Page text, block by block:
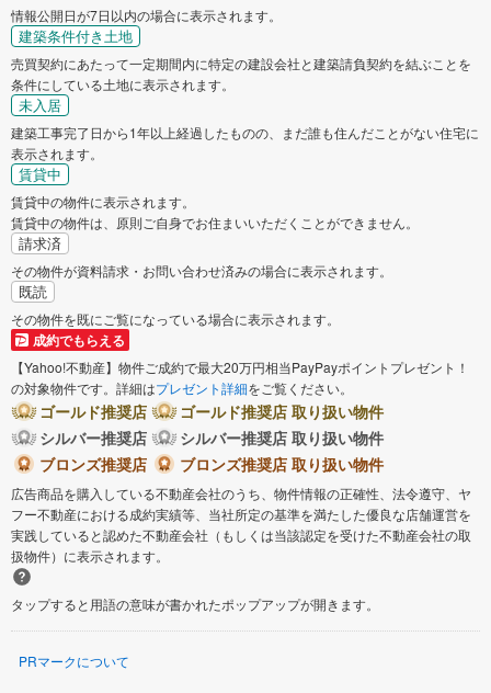
情報公開日が7日以内の場合に表示されます。
建築条件付き土地
売買契約にあたって一定期間内に特定の建設会社と建築請負契約を結ぶことを
条件にしている土地に表示されます。
未入居
建築工事完了日から1年以上経過したものの、まだ誰も住んだことがない住宅に
表示されます。
賃貸中
賃貸中の物件に表示されます。
賃貸中の物件は、原則ご自身でお住まいいただくことができません。
請求済
その物件が資料請求・お問い合わせ済みの場合に表示されます。
既読
その物件を既にご覧になっている場合に表示されます。
成約でもらえる
【Yahoo!不動産】物件ご成約で最大20万円相当PayPayポイントプレゼント！
の対象物件です。詳細はプレゼント詳細をご覧ください。
ゴールド推奨店
ゴールド推奨店 取り扱い物件
シルバー推奨店
シルバー推奨店 取り扱い物件
ブロンズ推奨店
ブロンズ推奨店 取り扱い物件
広告商品を購入している不動産会社のうち、物件情報の正確性、法令遵守、ヤ
フー不動産における成約実績等、当社所定の基準を満たした優良な店舗運営を
実践していると認めた不動産会社（もしくは当該認定を受けた不動産会社の取
扱物件）に表示されます。
タップすると用語の意味が書かれたポップアップが開きます。
PRマークについて